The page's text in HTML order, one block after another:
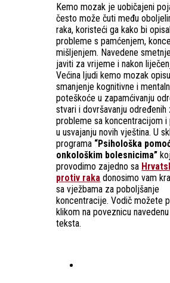
Kemo mozak je uobičajeni
često može čuti među
raka, koristeći ga kako bi
probleme s pamćenjem,
mišljenjem. Navedene
javiti za vrijeme i nakon
Većina ljudi kemo mozak
smanjenje kognitivne i
poteškoće u zapamćivanju
stvari i dovršavanju određenih
probleme sa koncentracijom i
u usvajanju novih vještina. U
programa “Psihološka
onkološkim bolesnicima”
provodimo zajedno sa
protiv raka donosimo vam
sa vježbama za poboljšanje
koncentracije. Vodič možete
klikom na poveznicu
teksta.